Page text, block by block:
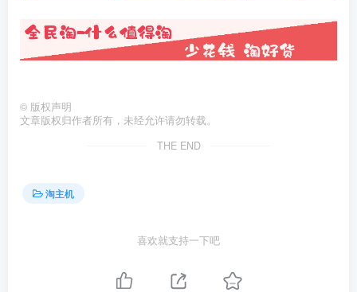
© 版权声明
文章版权归作者所有，未经允许请勿转载。
THE END
淘主机
喜欢就支持一下吧